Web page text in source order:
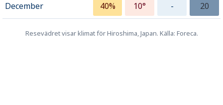
December 40% 10° - 20
Resevädret visar klimat för Hiroshima, Japan. Källa: Foreca.